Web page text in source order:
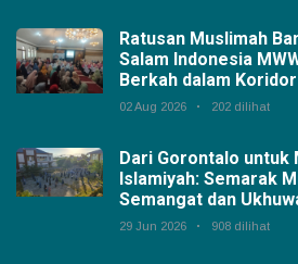
Ratusan Muslimah
Salam Indonesia
Berkah dalam
02 Aug 2026 202 dilihat
Dari Gorontalo untuk
Islamiyah: Semarak
Semangat dan
29 Jun 2026 908 dilihat